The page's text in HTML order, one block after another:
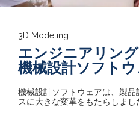
3D Modeling
エンジニアリン
機械設計ソフト
機械設計ソフトウェアは、製品
スに大きな変革をもたらしまし